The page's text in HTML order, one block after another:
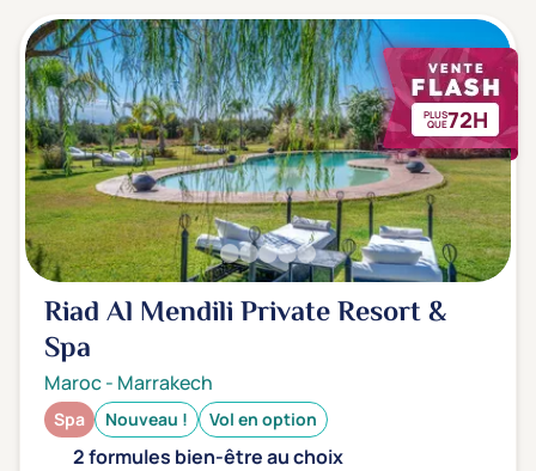
PLUS
QUE72H
Riad Al Mendili Private Resort &
Spa
Maroc- Marrakech
Spa Nouveau ! Vol en option
2 formules bien-être au choix